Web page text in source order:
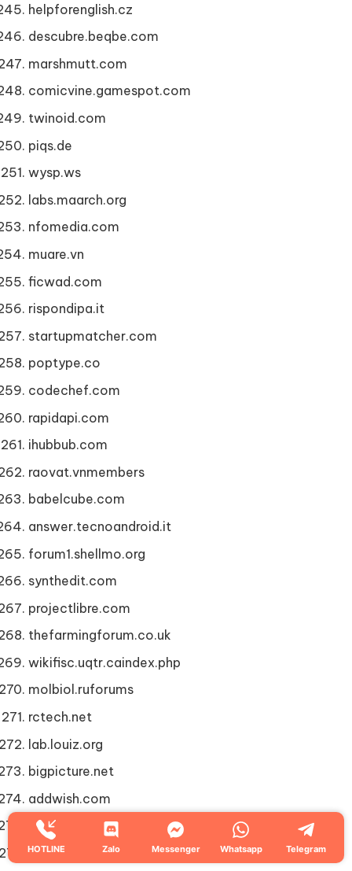
helpforenglish.cz
descubre.beqbe.com
marshmutt.com
comicvine.gamespot.com
twinoid.com
piqs.de
wysp.ws
labs.maarch.org
nfomedia.com
muare.vn
ficwad.com
rispondipa.it
startupmatcher.com
poptype.co
codechef.com
rapidapi.com
ihubbub.com
raovat.vnmembers
babelcube.com
answer.tecnoandroid.it
forum1.shellmo.org
synthedit.com
projectlibre.com
thefarmingforum.co.uk
wikifisc.uqtr.caindex.php
molbiol.ruforums
rctech.net
lab.louiz.org
bigpicture.net
addwish.com
qooh.me
guides.cop
HOTLINE Zalo Messenger Whatsapp Telegram